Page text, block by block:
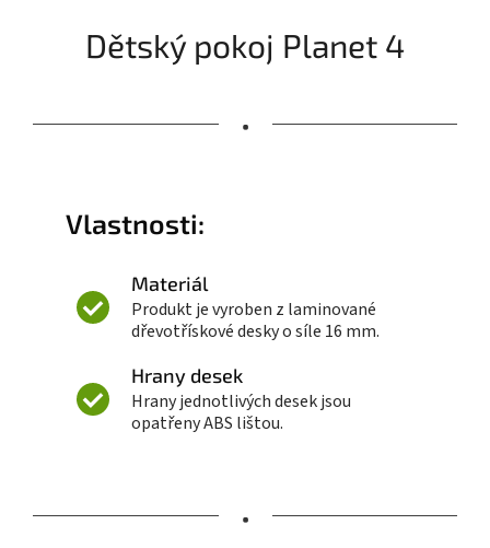
Dětský pokoj Planet 4
•
Vlastnosti:
Materiál
Produkt je vyroben z laminované
dřevotřískové desky o síle 16 mm.
Hrany desek
Hrany jednotlivých desek jsou
opatřeny ABS lištou.
•